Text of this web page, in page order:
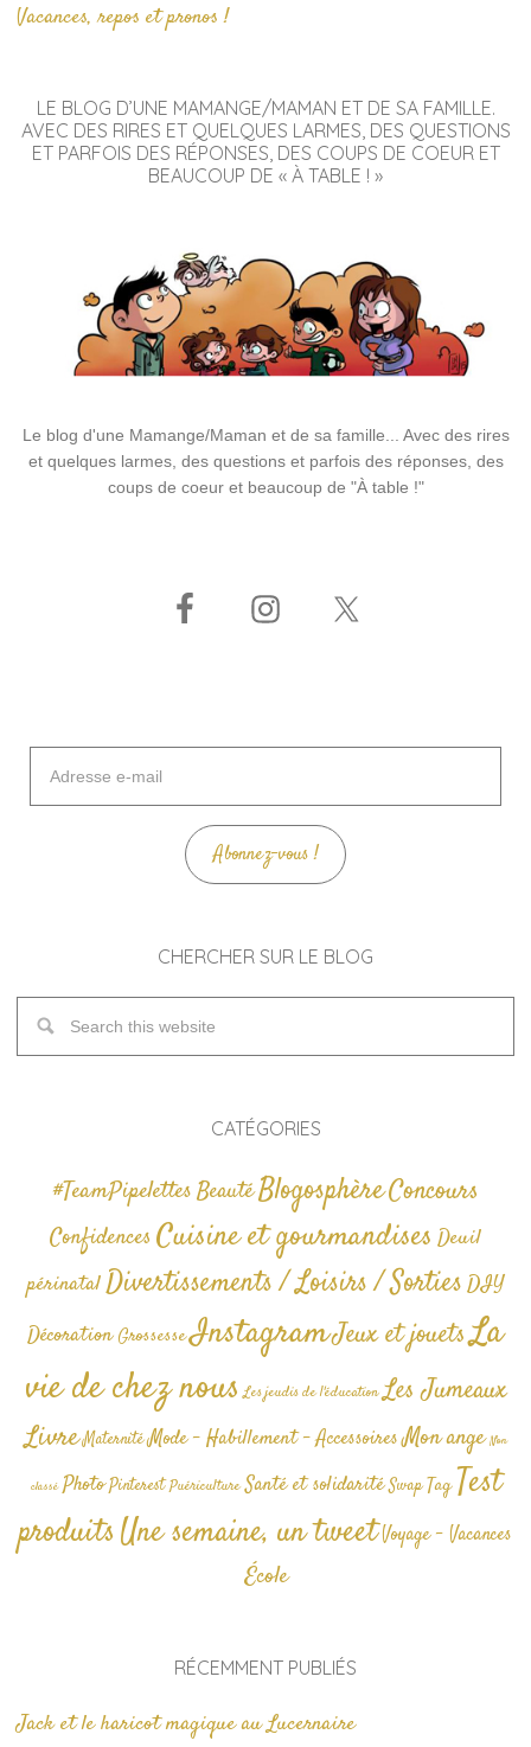
Vacances, repos et pronos !
LE BLOG D’UNE MAMANGE/MAMAN ET DE SA FAMILLE.
AVEC DES RIRES ET QUELQUES LARMES, DES QUESTIONS
ET PARFOIS DES RÉPONSES, DES COUPS DE COEUR ET
BEAUCOUP DE « À TABLE ! »
Le blog d'une Mamange/Maman et de sa famille... Avec des rires
et quelques larmes, des questions et parfois des réponses, des
coups de coeur et beaucoup de "À table !"
mail
Abonnez-vous !
CHERCHER SUR LE BLOG
CATÉGORIES
#TeamPipelettesBeautéBlogosphèreConcours
Confidences Cuisine et gourmandises Deuil
périnatalDivertissements / Loisirs / SortiesDIY
Décoration GrossesseInstagramJeux et jouetsLa
vie de chez nous Les jeudis de l'éducation Les Jumeaux
Livre Maternité Mode - Habillement - AccessoiresMon ange Non
classé Photo Pinterest Puériculture Santé et solidarité Swap TagTest
produitsUne semaine, un tweetVoyage - Vacances
École
RÉCEMMENT PUBLIÉS
Jack et le haricot magique au Lucernaire